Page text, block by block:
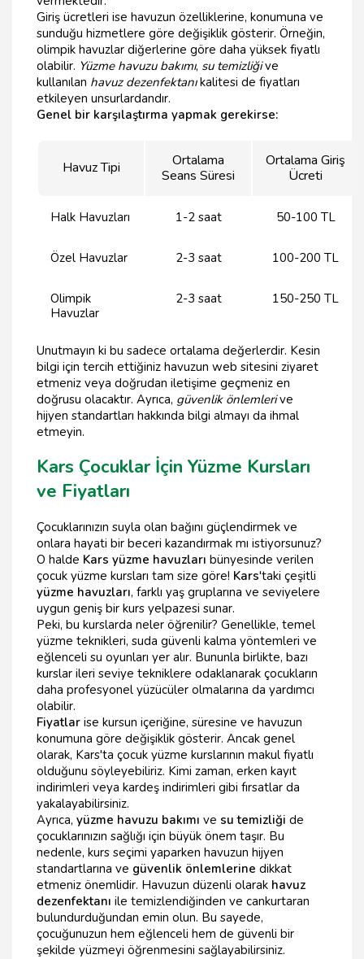
Giriş ücretleri ise havuzun özelliklerine, konumuna ve
sunduğu hizmetlere göre değişiklik gösterir. Örneğin,
olimpik havuzlar diğerlerine göre daha yüksek fiyatlı
olabilir. Yüzme havuzu bakımı, su temizliğive
kullanılan havuz dezenfektanıkalitesi de fiyatları
etkileyen unsurlardandır.
Genel bir karşılaştırma yapmak gerekirse:
Havuz Tipi
Ortalama
Seans Süresi
Ortalama Giriş
Ücreti
Halk Havuzları 1-2 saat 50-100 TL
Özel Havuzlar 2-3 saat 100-200 TL
Olimpik
Havuzlar
2-3 saat 150-250 TL
Unutmayın ki bu sadece ortalama değerlerdir. Kesin
bilgi için tercih ettiğiniz havuzun web sitesini ziyaret
etmeniz veya doğrudan iletişime geçmeniz en
doğrusu olacaktır. Ayrıca, güvenlik önlemlerive
hijyen standartları hakkında bilgi almayı da ihmal
etmeyin.
Kars Çocuklar İçin Yüzme Kursları
ve Fiyatları
Çocuklarınızın suyla olan bağını güçlendirmek ve
onlara hayati bir beceri kazandırmak mı istiyorsunuz?
O halde Kars yüzme havuzları bünyesinde verilen
çocuk yüzme kursları tam size göre! Kars'taki çeşitli
yüzme havuzları, farklı yaş gruplarına ve seviyelere
uygun geniş bir kurs yelpazesi sunar.
Peki, bu kurslarda neler öğrenilir? Genellikle, temel
yüzme teknikleri, suda güvenli kalma yöntemleri ve
eğlenceli su oyunları yer alır. Bununla birlikte, bazı
kurslar ileri seviye tekniklere odaklanarak çocukların
daha profesyonel yüzücüler olmalarına da yardımcı
olabilir.
Fiyatlar ise kursun içeriğine, süresine ve havuzun
konumuna göre değişiklik gösterir. Ancak genel
olarak, Kars'ta çocuk yüzme kurslarının makul fiyatlı
olduğunu söyleyebiliriz. Kimi zaman, erken kayıt
indirimleri veya kardeş indirimleri gibi fırsatlar da
yakalayabilirsiniz.
Ayrıca, yüzme havuzu bakımı ve su temizliği de
çocuklarınızın sağlığı için büyük önem taşır. Bu
nedenle, kurs seçimi yaparken havuzun hijyen
standartlarına ve güvenlik önlemlerine dikkat
etmeniz önemlidir. Havuzun düzenli olarak havuz
dezenfektanı ile temizlendiğinden ve cankurtaran
bulundurduğundan emin olun. Bu sayede,
çocuğunuzun hem eğlenceli hem de güvenli bir
şekilde yüzmeyi öğrenmesini sağlayabilirsiniz.